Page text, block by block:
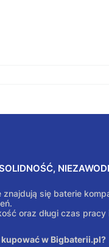
znajdują się baterie
oraz długi czas
w Bigbaterii.pl?